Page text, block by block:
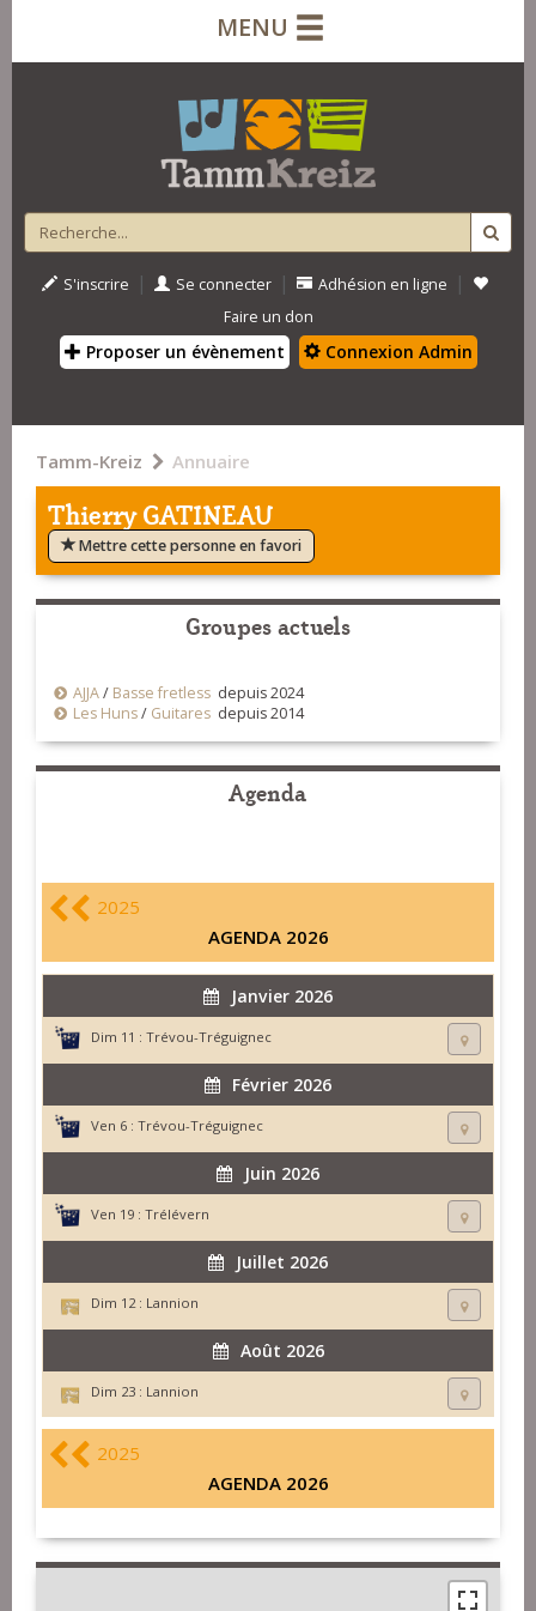
MENU
S'inscrire | Se connecter | Adhésion en ligne |
Faire un don
Proposer un évènement Connexion Admin
Tamm-Kreiz Annuaire
Thierry GATINEAU
Mettre cette personne en favori
Groupes actuels
AJJA/ Basse fretless depuis 2024
Les Huns/ Guitares depuis 2014
Agenda
2025
AGENDA 2026
Janvier 2026
Dim 11 : Trévou-Tréguignec
Février 2026
Ven 6 : Trévou-Tréguignec
Juin 2026
Ven 19 : Trélévern
Juillet 2026
Dim 12 : Lannion
Août 2026
Dim 23 : Lannion
2025
AGENDA 2026